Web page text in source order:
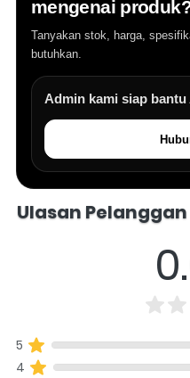
mengenai
Tanyakan stok, harga,
butuhkan.
Admin kami siap
Ulasan Pelanggan
5
4